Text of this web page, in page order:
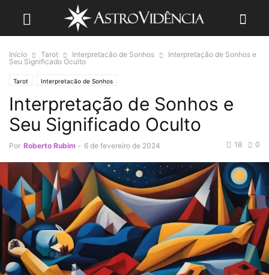
Início Tarot Interpretacão de Sonhos
Interpretação de Sonhos e
Seu Significado Oculto
Tarot Interpretacão de Sonhos
Interpretação de Sonhos e
Seu Significado Oculto
Por Roberto Rubim - 6 de fevereiro de 2024 0
18